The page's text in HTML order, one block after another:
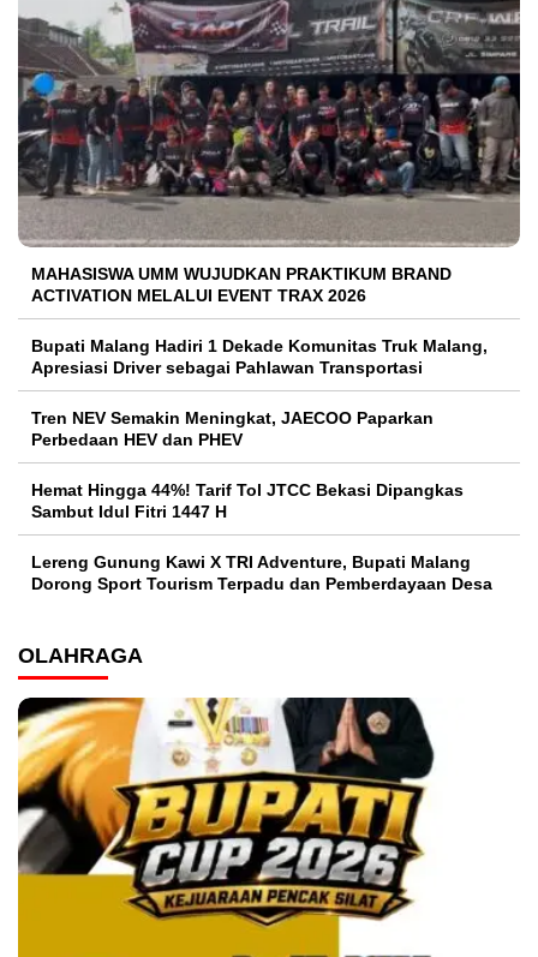
MAHASISWA UMM WUJUDKAN PRAKTIKUM BRAND
ACTIVATION MELALUI EVENT TRAX 2026
Bupati Malang Hadiri 1 Dekade Komunitas Truk Malang,
Apresiasi Driver sebagai Pahlawan Transportasi
Tren NEV Semakin Meningkat, JAECOO Paparkan
Perbedaan HEV dan PHEV
Hemat Hingga 44%! Tarif Tol JTCC Bekasi Dipangkas
Sambut Idul Fitri 1447 H
Lereng Gunung Kawi X TRI Adventure, Bupati Malang
Dorong Sport Tourism Terpadu dan Pemberdayaan Desa
OLAHRAGA